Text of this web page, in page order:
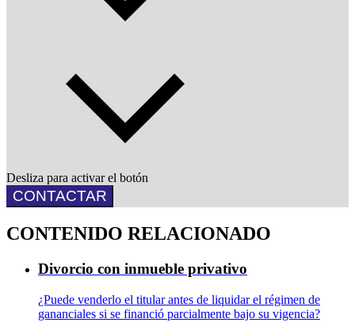
Desliza para activar el botón
CONTACTAR
CONTENIDO RELACIONADO
Divorcio con inmueble privativo
¿Puede venderlo el titular antes de liquidar el régimen de
gananciales si se financió parcialmente bajo su vigencia?